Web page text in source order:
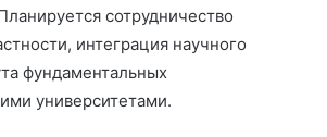
сотрудничество
интеграция научного
фундаментальных
университетами.